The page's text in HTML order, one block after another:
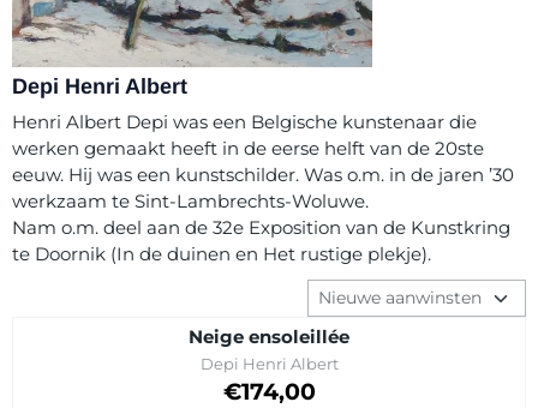
Depi Henri Albert
Henri Albert Depi was een Belgische kunstenaar die
werken gemaakt heeft in de eerse helft van de 20ste
eeuw. Hij was een kunstschilder. Was o.m. in de jaren ’30
werkzaam te Sint-Lambrechts-Woluwe.
Nam o.m. deel aan de 32e Exposition van de Kunstkring
te Doornik (In de duinen en Het rustige plekje).
Sorteermethode
Neige ensoleillée
Merk:
Depi Henri Albert
Prijs: 174,00
€174,00